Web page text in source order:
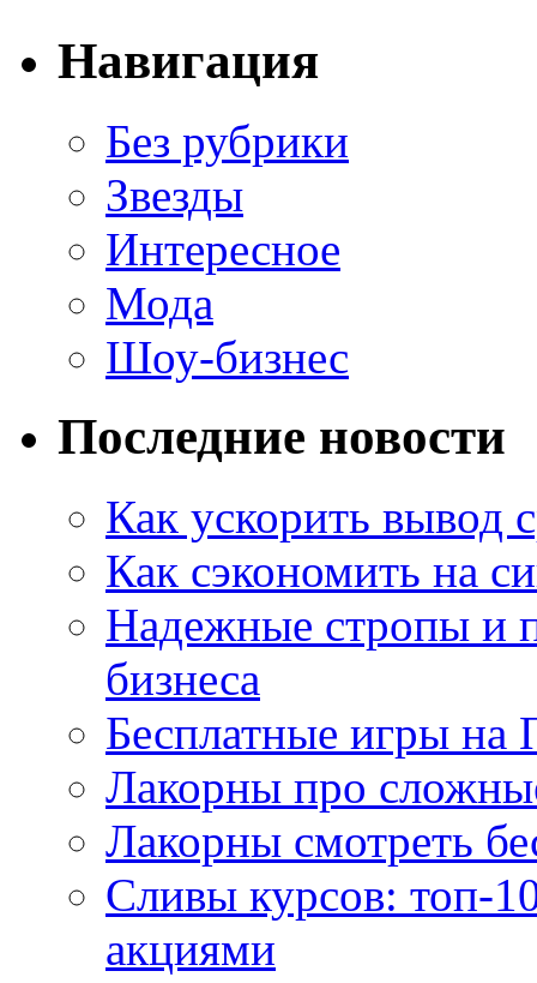
Навигация
Без рубрики
Звезды
Интересное
Мода
Шоу-бизнес
Последние новости
Как ускорить вывод
Как сэкономить на
Надежные стропы и
бизнеса
Бесплатные игры на
Лакорны про
Лакорны смотреть
Сливы курсов: топ-
акциями